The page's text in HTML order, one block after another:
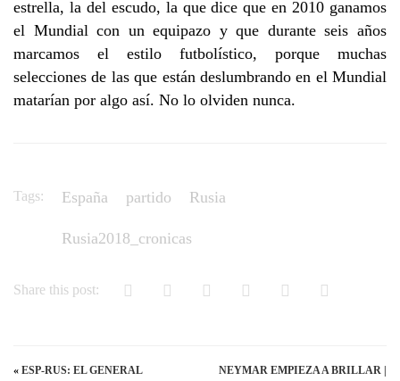
estrella, la del escudo, la que dice que en 2010 ganamos
el Mundial con un equipazo y que durante seis años
marcamos el estilo futbolístico, porque muchas
selecciones de las que están deslumbrando en el Mundial
matarían por algo así. No lo olviden nunca.
Tags: España partido Rusia
Rusia2018_cronicas
Share this post:
« ESP-RUS: EL GENERAL NEYMAR EMPIEZA A BRILLAR |